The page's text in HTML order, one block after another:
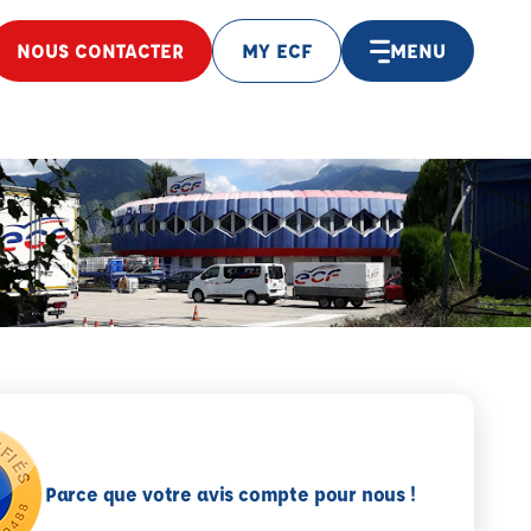
NOUS CONTACTER MY ECF MENU
Parce que votre avis compte pour nous !